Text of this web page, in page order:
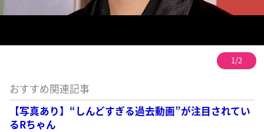
1/2
おすすめ関連記事
【写真あり】“しんどすぎる過去動画”が注目されてい
るRちゃん